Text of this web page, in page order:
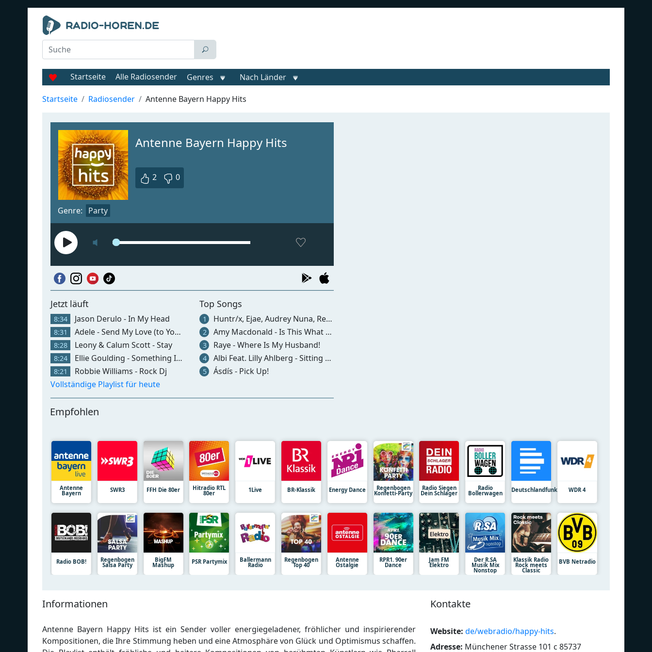
Startseite Alle Radiosender Genres Nach Länder
Startseite Radiosender Antenne Bayern Happy Hits
Antenne Bayern Happy Hits
2 0
Genre: Party
Jetzt läuft
8:34 Jason Derulo - In My Head
8:31 Adele - Send My Love (to Your New Lover)
8:28 Leony & Calum Scott - Stay
8:24 Ellie Goulding - Something In The Way You Move
8:21
Robbie Williams - Rock Dj
Vollständige Playlist für heute
Top Songs
1 Huntr/x, Ejae, Audrey Nuna, Rei Ami, Kpop Demon Hunters Cast - Golden
2 Amy Macdonald - Is This What Youve Been Waiting For?
3 Raye - Where Is My Husband!
4 Albi Feat. Lilly Ahlberg - Sitting Down Here
5 Ásdís - Pick Up!
Empfohlen
Antenne
Bayern SWR3 FFH Die 80er Hitradio RTL
80er 1Live BR-Klassik Energy Dance Regenbogen
Konfetti-Party
Radio Siegen
Dein Schlager
Radio
Bollerwagen Deutschlandfunk WDR 4
Radio BOB! Regenbogen
Salsa Party
BigFM
Mashup PSR Partymix Ballermann
Radio
Regenbogen
Top 40
Antenne
Ostalgie
RPR1. 90er
Dance
Jam FM
Elektro
Der R.SA
Musik Mix
Nonstop
Klassik Radio
Rock meets
Classic
BVB Netradio
Informationen
Antenne Bayern Happy Hits ist ein Sender voller energiegeladener, fröhlicher und inspirierender
Kompositionen, die Ihre Stimmung heben und eine Atmosphäre von Glück und Optimismus schaffen.
Kontakte
Website: de/webradio/happy-hits.
Adresse: Münchener Strasse 101 c 85737